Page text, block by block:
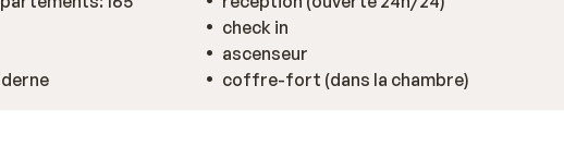
check in
ascenseur
coffre-fort (dans la chambre)